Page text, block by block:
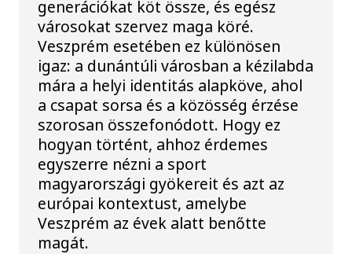
generációkat köt össze, és egész
városokat szervez maga köré.
Veszprém esetében ez különösen
igaz: a dunántúli városban a kézilabda
mára a helyi identitás alapköve, ahol
a csapat sorsa és a közösség érzése
szorosan összefonódott. Hogy ez
hogyan történt, ahhoz érdemes
egyszerre nézni a sport
magyarországi gyökereit és azt az
európai kontextust, amelybe
Veszprém az évek alatt benőtte
magát.